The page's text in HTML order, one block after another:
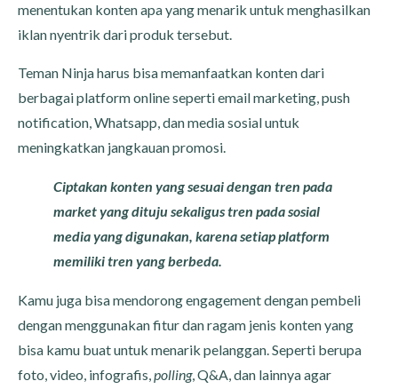
menentukan konten apa yang menarik untuk menghasilkan
iklan nyentrik dari produk tersebut.
Teman Ninja harus bisa memanfaatkan konten dari
berbagai platform online seperti email marketing, push
notification, Whatsapp, dan media sosial untuk
meningkatkan jangkauan promosi.
Ciptakan konten yang sesuai dengan tren pada
market yang dituju sekaligus tren pada sosial
media yang digunakan, karena setiap platform
memiliki tren yang berbeda.
Kamu juga bisa mendorong engagement dengan pembeli
dengan menggunakan fitur dan ragam jenis konten yang
bisa kamu buat untuk menarik pelanggan. Seperti berupa
foto, video, infografis, polling, Q&A, dan lainnya agar